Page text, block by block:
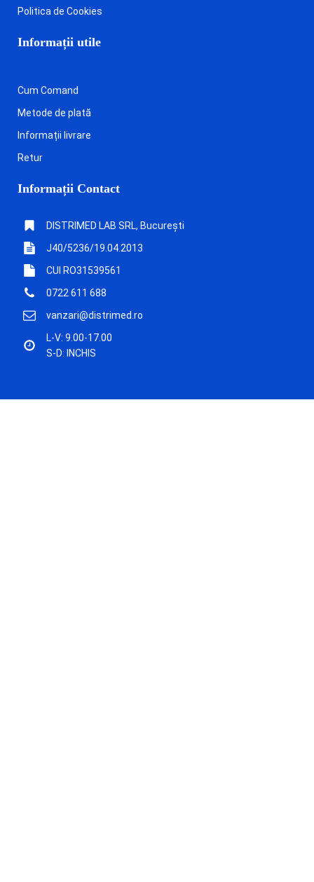
Politica de Cookies
Informații utile
Cum Comand
Metode de plată
Informații livrare
Retur
Informații Contact
DISTRIMED LAB SRL, București
J40/5236/19.04.2013
CUI RO31539561
0722 611 688
vanzari@distrimed.ro
L-V: 9.00-17.00
S-D: INCHIS